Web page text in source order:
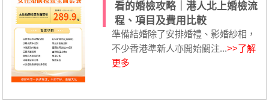
看的婚檢攻略｜港人北上婚檢流
程、項目及費用比較
準備結婚除了安排婚禮、影婚紗相，
不少香港準新人亦開始關注...>>了解
更多